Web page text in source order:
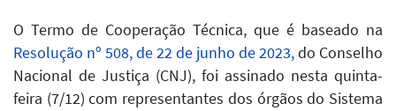
O Termo de Cooperação Técnica, que é baseado na
Resolução nº 508, de 22 de junho de 2023,do Conselho
Nacional de Justiça (CNJ), foi assinado nesta quinta-
feira (7/12) com representantes dos órgãos do Sistema